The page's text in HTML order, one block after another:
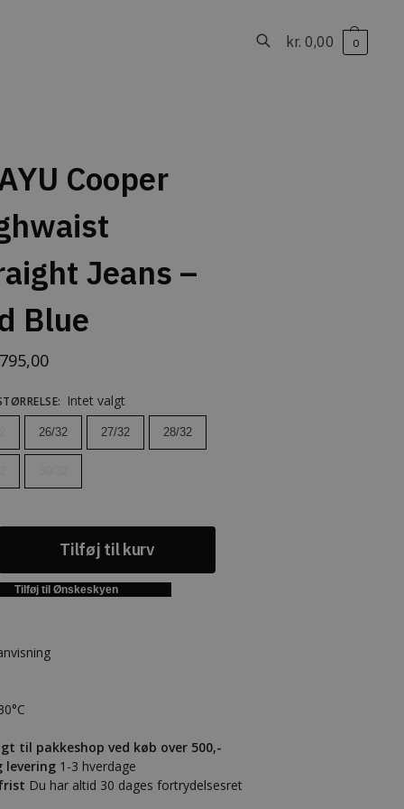
kr. 0,00 0
Cooper
Jeans –
Blue
: Intet valgt
26/32 27/32 28/32
Tilføj til kurv
Tilføj til Ønskeskyen
til pakkeshop ved køb over 500,-
levering 1-3 hverdage
Du har altid 30 dages fortrydelsesret